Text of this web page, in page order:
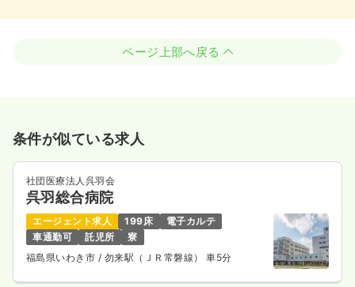
ページ上部へ戻る
条件が似ている求人
社団医療法人呉羽会
呉羽総合病院
エージェント求人 199床
電子カルテ
車通勤可
託児所
寮
福島県いわき市 / 勿来駅（ＪＲ常磐線） 車5分